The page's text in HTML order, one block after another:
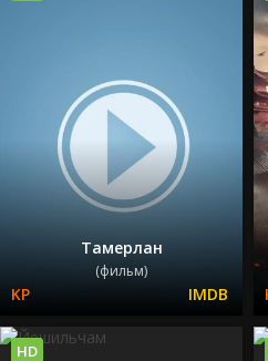
Тамерлан
(фильм)
HD